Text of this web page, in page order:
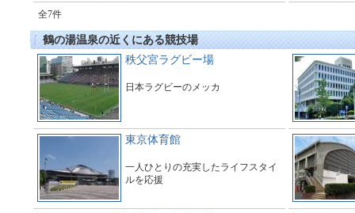
全7件
鶴の湯温泉の近くにある競技場
秩父宮ラグビー場
日本ラグビーのメッカ
東京体育館
一人ひとりの充実したライフスタイ
ルを応援